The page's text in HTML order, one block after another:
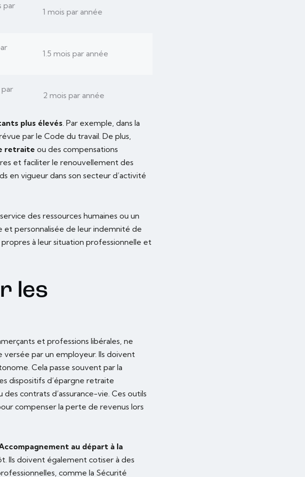
par
1 mois par année
1.5 mois par année
par
2 mois par année
plus élevés. Par exemple, dans la
par le Code du travail. De plus,
retraite ou des compensations
et faciliter le renouvellement des
en vigueur dans son secteur d’activité
des ressources humaines ou un
et personnalisée de leur indemnité de
à leur situation professionnelle et
les
et professions libérales, ne
par un employeur. Ils doivent
Cela passe souvent par la
dispositifs d’épargne retraite
des contrats d’assurance-vie. Ces outils
compenser la perte de revenus lors
au départ à la
Ils doivent également cotiser à des
comme la Sécurité